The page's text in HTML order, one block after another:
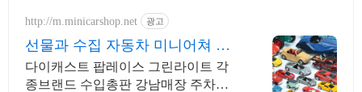
http://m.minicarshop.net 광고
선물과 수집 자동차 미니어쳐 센
스있는 선물 수입미니카총판
다이캐스트 팝레이스 그린라이트 각
종브랜드 수입총판 강남매장 주차가